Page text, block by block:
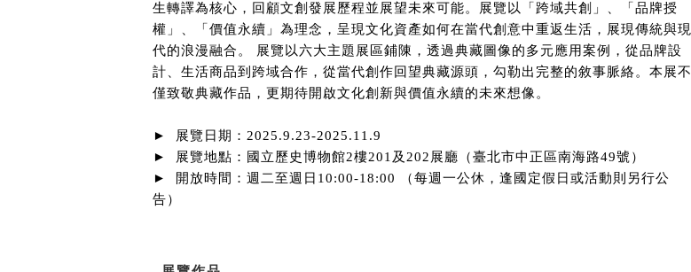
生轉譯為核心，回顧文創發展歷程並展望未來可能。展覽以「跨域共創」、「品牌授
權」、「價值永續」為理念，呈現文化資產如何在當代創意中重返生活，展現傳統與現
代的浪漫融合。 展覽以六大主題展區鋪陳，透過典藏圖像的多元應用案例，從品牌設
計、生活商品到跨域合作，從當代創作回望典藏源頭，勾勒出完整的敘事脈絡。本展不
僅致敬典藏作品，更期待開啟文化創新與價值永續的未來想像。
► 展覽日期：2025.9.23-2025.11.9
► 展覽地點：國立歷史博物館2樓201及202展廳（臺北市中正區南海路49號）
► 開放時間：週二至週日10:00-18:00 （每週一公休，逢國定假日或活動則另行公
告）